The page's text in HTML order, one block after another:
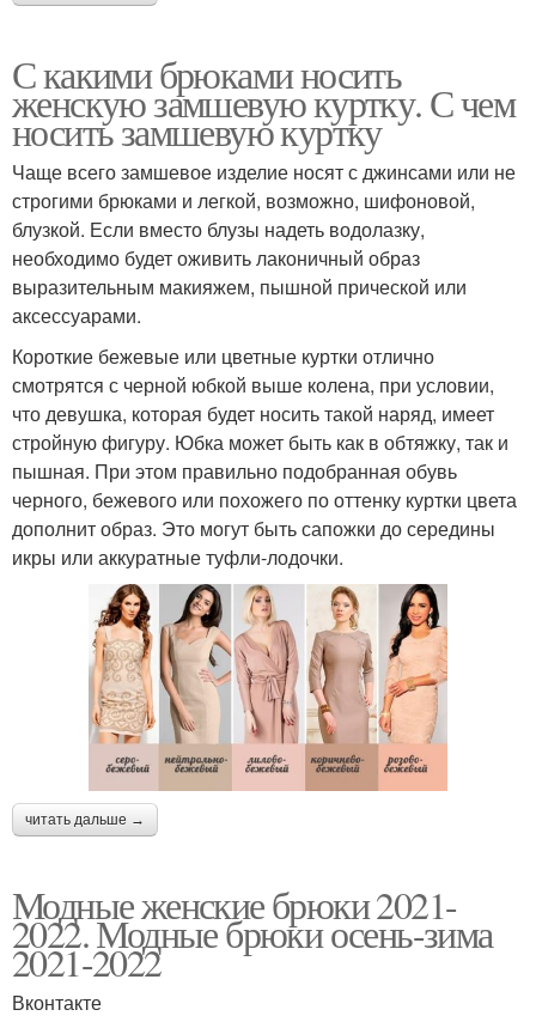
С какими брюками носить
женскую замшевую куртку. С чем
носить замшевую куртку
Чаще всего замшевое изделие носят с джинсами или не
строгими брюками и легкой, возможно, шифоновой,
блузкой. Если вместо блузы надеть водолазку,
необходимо будет оживить лаконичный образ
выразительным макияжем, пышной прической или
аксессуарами.
Короткие бежевые или цветные куртки отлично
смотрятся с черной юбкой выше колена, при условии,
что девушка, которая будет носить такой наряд, имеет
стройную фигуру. Юбка может быть как в обтяжку, так и
пышная. При этом правильно подобранная обувь
черного, бежевого или похожего по оттенку куртки цвета
дополнит образ. Это могут быть сапожки до середины
икры или аккуратные туфли-лодочки.
читать дальше →
Модные женские брюки 2021-
2022. Модные брюки осень-зима
2021-2022
Вконтакте